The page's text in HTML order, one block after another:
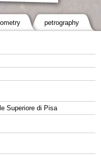
petrography
Superiore di Pisa